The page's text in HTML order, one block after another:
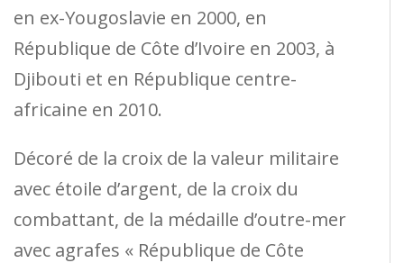
en ex-Yougoslavie en 2000, en
République de Côte d’Ivoire en 2003, à
Djibouti et en République centre-
africaine en 2010.
Décoré de la croix de la valeur militaire
avec étoile d’argent, de la croix du
combattant, de la médaille d’outre-mer
avec agrafes « République de Côte